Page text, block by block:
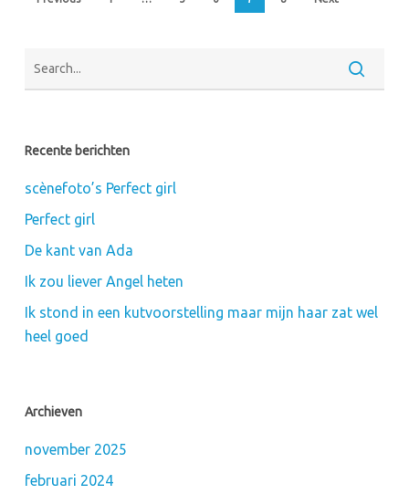
Recente berichten
scènefoto’s Perfect girl
Perfect girl
De kant van Ada
Ik zou liever Angel heten
Ik stond in een kutvoorstelling maar mijn haar zat wel
heel goed
Archieven
november 2025
februari 2024